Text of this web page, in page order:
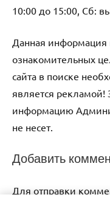
10:00 до 15:00, Сб:
Данная информация
ознакомительных
сайта в поиске
является
информацию
не несет.
Добавить
Для отправки